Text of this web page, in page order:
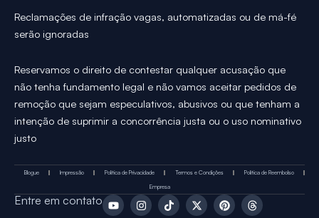
Reclamações de infração vagas, automatizadas ou de má-fé
serão ignoradas
Reservamos o direito de contestar qualquer acusação que
não tenha fundamento legal e não vamos aceitar pedidos de
remoção que sejam especulativos, abusivos ou que tenham a
intenção de suprimir a concorrência justa ou o uso nominativo
justo
Blogue Impressão Política de Privacidade Termos e Condições
Política de Reembolso
Empresa
Entre em contato Y
o
I
n
T
i
X
-
P
i
T
h